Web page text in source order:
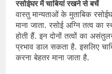
रसोईघर में चाबियां रखने से बचें
वास्तु मान्यताओं के मुताबिक
माना जाता. रसोई अग्नि तत्व का
होती हैं. इन दोनों तत्वों का
प्रभाव डाल सकता है. इसलिए
करना बेहतर माना जाता है.